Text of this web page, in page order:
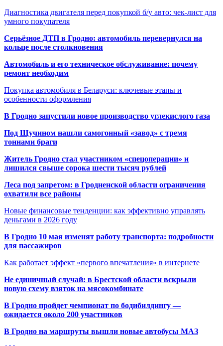
Диагностика двигателя перед покупкой б/у авто: чек-лист для
умного покупателя
Серьёзное ДТП в Гродно: автомобиль перевернулся на
кольце после столкновения
Автомобиль и его техническое обслуживание: почему
ремонт необходим
Покупка автомобиля в Беларуси: ключевые этапы и
особенности оформления
В Гродно запустили новое производство углекислого газа
Под Щучином нашли самогонный «завод» с тремя
тоннами браги
Житель Гродно стал участником «спецоперации» и
лишился свыше сорока шести тысяч рублей
Леса под запретом: в Гродненской области ограничения
охватили все районы
Новые финансовые тенденции: как эффективно управлять
деньгами в 2026 году
В Гродно 10 мая изменят работу транспорта: подробности
для пассажиров
Как работает эффект «первого впечатления» в интернете
Не единичный случай: в Брестской области вскрыли
новую схему взяток на мясокомбинате
В Гродно пройдет чемпионат по бодибилдингу —
ожидается около 200 участников
В Гродно на маршруты вышли новые автобусы МАЗ